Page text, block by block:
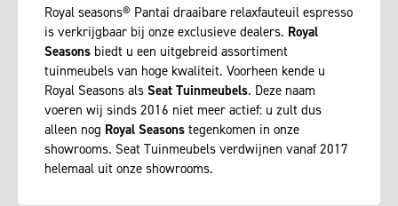
Royal seasons® Pantai draaibare relaxfauteuil espresso
is verkrijgbaar bij onze exclusieve dealers. Royal
Seasons biedt u een uitgebreid assortiment
tuinmeubels van hoge kwaliteit. Voorheen kende u
Royal Seasons als Seat Tuinmeubels. Deze naam
voeren wij sinds 2016 niet meer actief: u zult dus
alleen nog Royal Seasons tegenkomen in onze
showrooms. Seat Tuinmeubels verdwijnen vanaf 2017
helemaal uit onze showrooms.